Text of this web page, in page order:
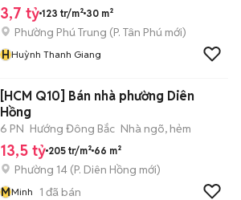
3,7 tỷ 123 tr/m² 30 m²
Phường Phú Trung (P. Tân Phú mới)
HHuỳnh Thanh Giang
[HCM Q10] Bán nhà phường Diên
Hồng
6 PN Hướng Đông Bắc Nhà ngõ, hẻm
13,5 tỷ 205 tr/m² 66 m²
Phường 14 (P. Diên Hồng mới)
MMinh 1 đã bán